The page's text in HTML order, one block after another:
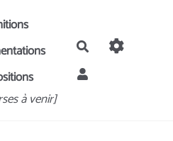
à venir]
Rechercher